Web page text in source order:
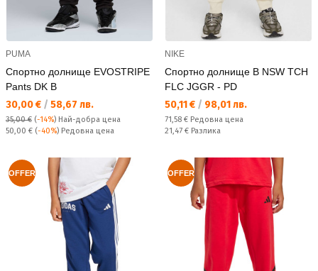
PUMA
Спортно долнище EVOSTRIPE
Pants DK B
Текуща цена:
30,00 € / 58,67 лв.
35,00 € (-14%) Най-добра цена
Редовна цена:
50,00 € (-40%) Редовна цена
NIKE
Спортно долнище B NSW TCH
FLC JGGR - PD
Текуща цена:
50,11 € / 98,01 лв.
Редовна цена:
71,58 € Редовна цена
Спестявате:
21,47 € Разлика
OFFER OFFER